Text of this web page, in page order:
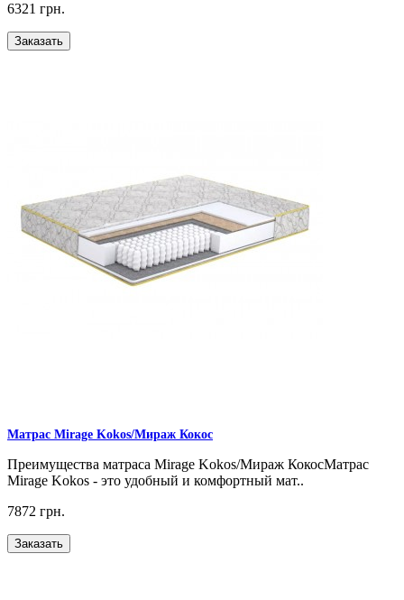
6321 грн.
Заказать
Матрас Mirage Kokos/Мираж Кокос
Преимущества матраса Mirage Kokos/Мираж КокосМатрас
Mirage Kokos - это удобный и комфортный мат..
7872 грн.
Заказать